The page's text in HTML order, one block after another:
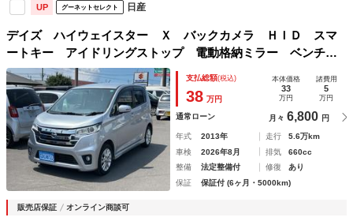
UP グーネットセレクト 日産
デイズ ハイウェイスター Ｘ バックカメラ ＨＩＤ スマ
ートキー アイドリングストップ 電動格納ミラー ベンチシ
ート ＣＶＴ 盗難防止システム ＡＢＳ ＣＤ ミュージッ
クプレイヤー接続可 アルミホイール 衝突安全ボディ エア
コン
支払総額(税込)
38 万円
本体価格
33
万円
諸費用
5
万円
通常ローン 月々 6,800 円
年式 2013年 走行
5.6万km
車検
2026年8月 排気
660cc
整備
法定整備付 修復
あり
保証
保証付 (6ヶ月・5000km)
販売店保証 オンライン商談可